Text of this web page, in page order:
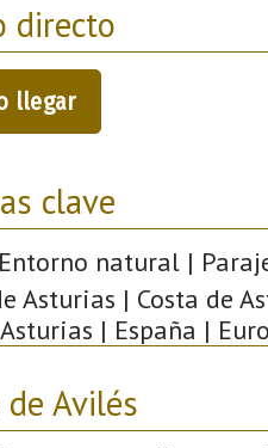
directo
llegar
clave
natural |
Asturias | Costa de
| España |
de Avilés